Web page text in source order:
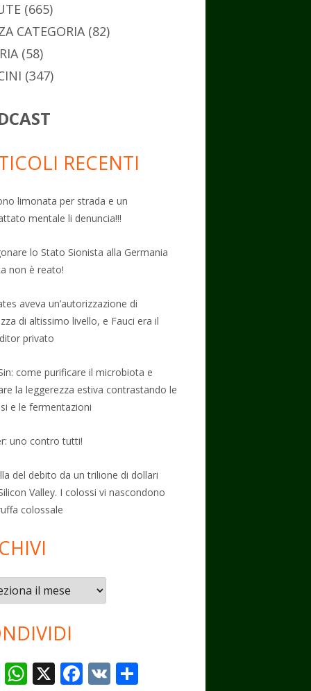
(665)
CATEGORIA(82)
(58)
(347)
RECENTI
limonata per strada e un
mentale li denuncia!!!
lo Stato Sionista alla Germania
non è reato!
aveva un’autorizzazione di
di altissimo livello, e Fauci era il
privato
come purificare il microbiota e
la leggerezza estiva contrastando le
e le fermentazioni
uno contro tutti!
del debito da un trilione di dollari
Valley. I colossi vi nascondono
colossale
T W X F V